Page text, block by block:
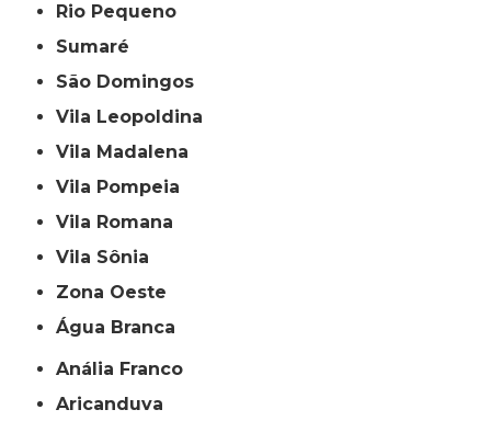
Rio Pequeno
Sumaré
São Domingos
Vila Leopoldina
Vila Madalena
Vila Pompeia
Vila Romana
Vila Sônia
Zona Oeste
Água Branca
Anália Franco
Aricanduva